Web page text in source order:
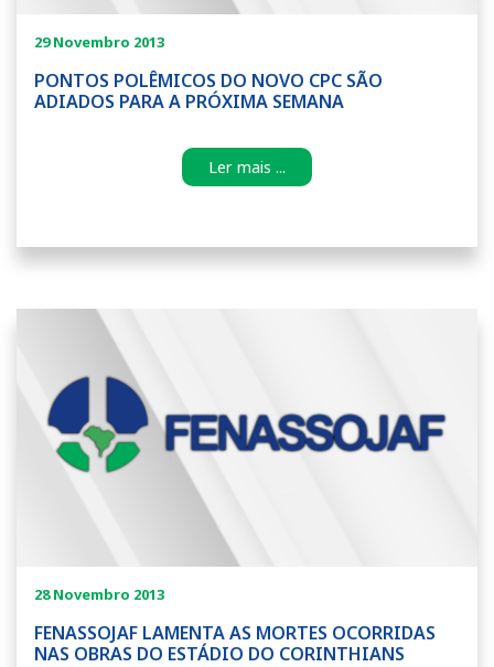
PONTOS POLÊMICOS DO NOVO CPC SÃO
ADIADOS PARA A PRÓXIMA SEMANA
29 Novembro 2013
Ler mais ...
FENASSOJAF LAMENTA AS MORTES OCORRIDAS
NAS OBRAS DO ESTÁDIO DO CORINTHIANS
28 Novembro 2013